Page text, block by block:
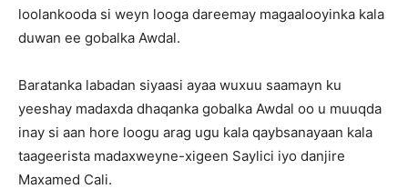
loolankooda si weyn looga dareemay magaalooyinka kala
duwan ee gobalka Awdal.
Baratanka labadan siyaasi ayaa wuxuu saamayn ku
yeeshay madaxda dhaqanka gobalka Awdal oo u muuqda
inay si aan hore loogu arag ugu kala qaybsanayaan kala
taageerista madaxweyne-xigeen Saylici iyo danjire
Maxamed Cali.